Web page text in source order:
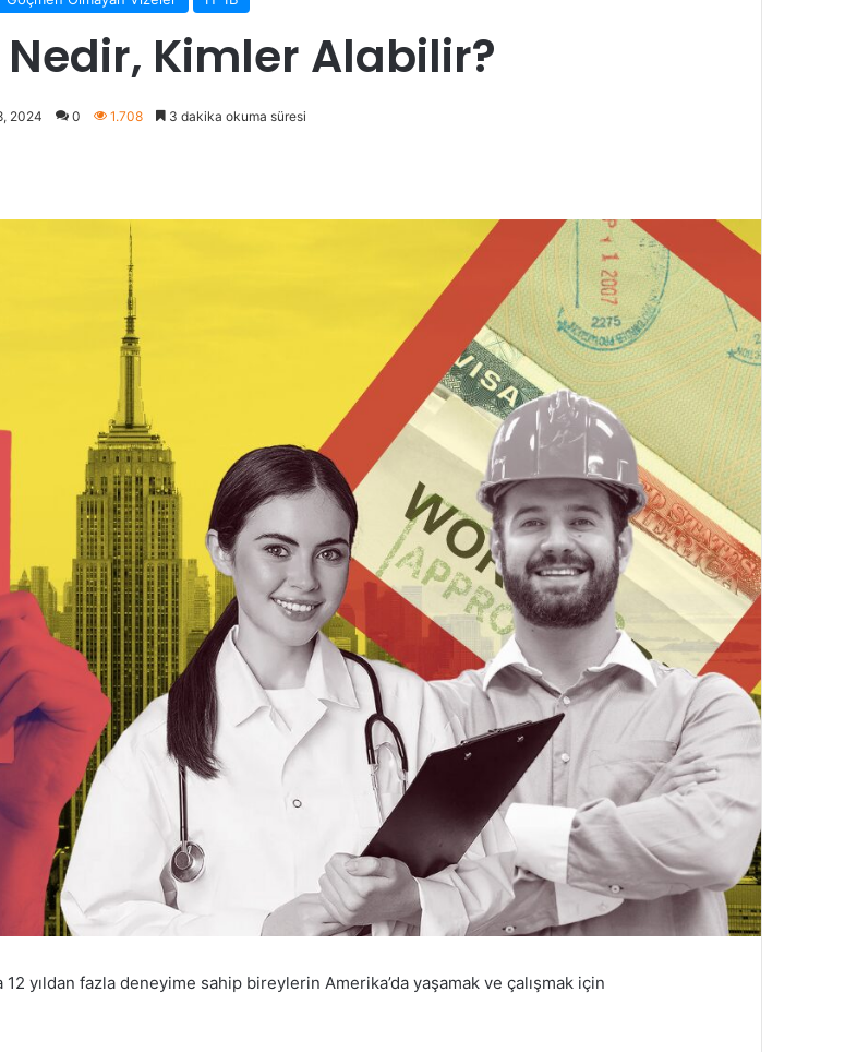
Nedir, Kimler Alabilir?
2024 0 1.708 3 dakika okuma süresi
yıldan fazla deneyime sahip bireylerin Amerika’da yaşamak ve çalışmak için